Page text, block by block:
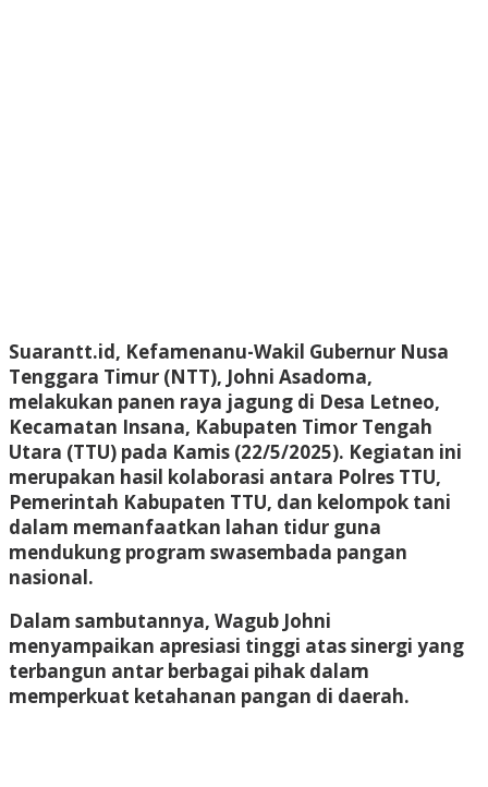
Suarantt.id, Kefamenanu-Wakil Gubernur Nusa
Tenggara Timur (NTT), Johni Asadoma,
melakukan panen raya jagung di Desa Letneo,
Kecamatan Insana, Kabupaten Timor Tengah
Utara (TTU) pada Kamis (22/5/2025). Kegiatan ini
merupakan hasil kolaborasi antara Polres TTU,
Pemerintah Kabupaten TTU, dan kelompok tani
dalam memanfaatkan lahan tidur guna
mendukung program swasembada pangan
nasional.
Dalam sambutannya, Wagub Johni
menyampaikan apresiasi tinggi atas sinergi yang
terbangun antar berbagai pihak dalam
memperkuat ketahanan pangan di daerah.